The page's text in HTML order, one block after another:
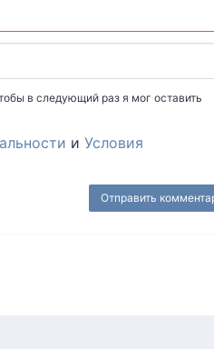
в следующий раз я мог оставить
и Условия